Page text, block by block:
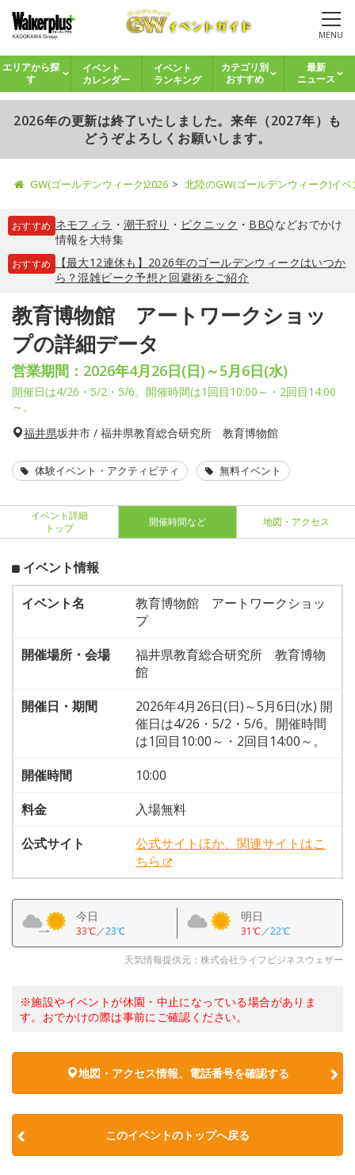
MENU
エリアから探
す
イベント
カレンダー
イベント
ランキング
カテゴリ別
おすすめ
最新
ニュース
2026年の更新は終了いたしました。来年（2027年）も
どうぞよろしくお願いします。
GW(ゴールデンウィーク)2026 北陸のGW(ゴールデンウィーク)イ
おすすめ ネモフィラ ・ 潮干狩り ・ ピクニック ・ BBQなどおでかけ
情報を大特集
おすすめ
【最大12連休も】2026年のゴールデンウィークはいつか
ら？混雑ピーク予想と回避術をご紹介
教育博物館 アートワークショッ
プの詳細データ
営業期間：2026年4月26日(日)～5月6日(水)
開催日は4/26・5/2・5/6。開催時間は1回目10:00～・2回目14:00
～。
福井県坂井市 / 福井県教育総合研究所 教育博物館
体験イベント・アクティビティ 無料イベント
イベント詳細
トップ
開催時間など 地図・アクセス
イベント情報
イベント名
教育博物館 アートワークショッ
プ
開催場所・会場
福井県教育総合研究所 教育博物
館
開催日・期間
2026年4月26日(日)～5月6日(水) 開
催日は4/26・5/2・5/6。開催時間
は1回目10:00～・2回目14:00～。
開催時間
10:00
料金
入場無料
公式サイト
公式サイトほか、関連サイトはこ
ちら
今日
33℃／23℃
明日
31℃／22℃
天気情報提供元：株式会社ライフビジネスウェザー
※施設やイベントが休園・中止になっている場合がありま
す。おでかけの際は事前にご確認ください。
地図・アクセス情報、電話番号を確認する
このイベントのトップへ戻る